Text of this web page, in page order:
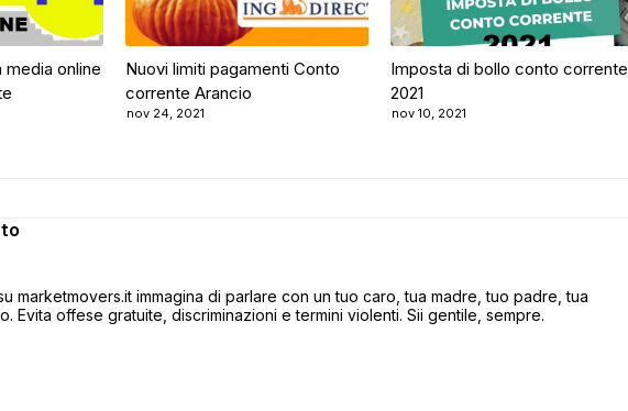
media online
Nuovi limiti pagamenti Conto
corrente Arancio
nov 24, 2021
Imposta di bollo conto corrente
2021
nov 10, 2021
marketmovers.it immagina di parlare con un tuo caro, tua madre, tuo padre, tua
Evita offese gratuite, discriminazioni e termini violenti. Sii gentile, sempre.